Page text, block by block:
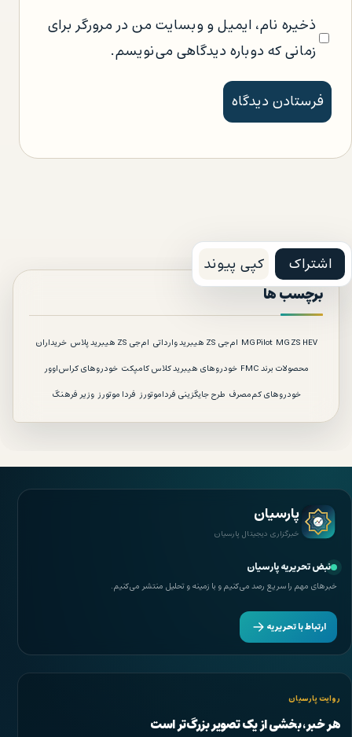
ذخیره نام، ایمیل و وبسایت من در مرورگر برای
زمانی که دوباره دیدگاهی می‌نویسم.
اشتراک کپی پیوند
برچسب ها
MG Pilot MG ZS HEV ام‌جی ZS هیبرید وارداتی ام‌جی ZS هیبرید پلاس خریداران
محصولات برند FMC خودروهای هیبرید کلاس کامپکت خودروهای کراس‌اوور
خودروهای کم‌مصرف طرح جایگزینی فرداموتورز فردا موتورز وزیر فرهنگ
پارسیان
خبرگزاری دیجیتال پارسیان
نبض تحریریه پارسیان
خبرهای مهم را سریع رصد می‌کنیم و با زمینه و تحلیل منتشر می‌کنیم.
ارتباط با تحریریه
روایت پارسیان
هر خبر، بخشی از یک تصویر بزرگ‌تر است